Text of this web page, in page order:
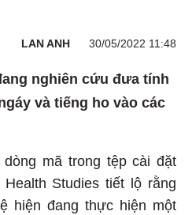
LAN ANH 30/05/2022 11:48
nghiên cứu đưa tính
và tiếng ho vào các
dòng mã trong tệp cài đặt
Studies tiết lộ rằng
hiện đang thực hiện một